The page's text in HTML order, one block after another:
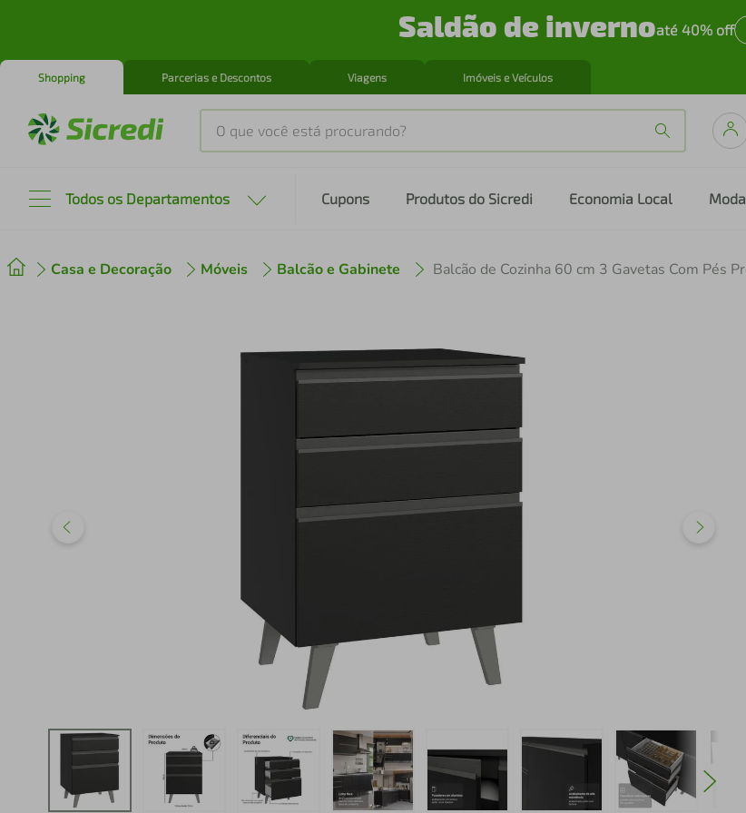
Saldão de invernoaté 40% off
Shopping Parcerias e Descontos Viagens Imóveis e Veículos
O que você está procurando?
Todos os Departamentos Cupons Produtos do Sicredi Economia Local Moda
Casa e Decoração Móveis Balcão e Gabinete
º cafeteira